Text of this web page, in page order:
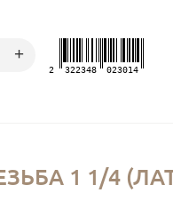
2 322348 023014
1 1/4